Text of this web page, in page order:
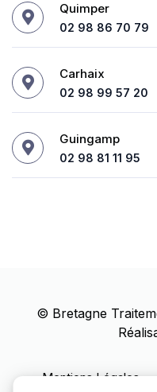
Quimper
02 98 86 70 79
Carhaix
02 98 99 57 20
Guingamp
02 98 81 11 95
© Bretagne
Mentions Légales